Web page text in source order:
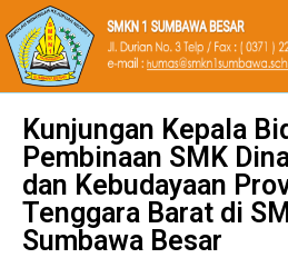
Kunjungan Kepala
Pembinaan SMK
dan Kebudayaan
Tenggara Barat di
Sumbawa Besar